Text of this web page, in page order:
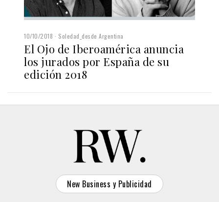
10/10/2018 Soledad_desde Argentina
El Ojo de Iberoamérica anuncia
los jurados por España de su
edición 2018
New Business y Publicidad